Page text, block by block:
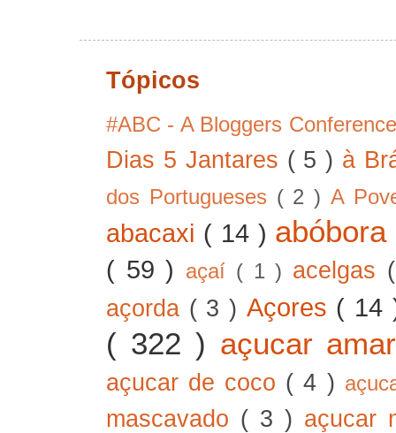
Tópicos
#ABC - A Bloggers
Dias 5 Jantares ( 5 ) à
dos Portugueses ( 2 )A
abacaxi ( 14 )
( 59 ) açaí ( 1 ) acelgas
açorda ( 3 ) Açores (
( 322 ) açucar
açucar de coco ( 4 )
mascavado ( 3 ) açucar